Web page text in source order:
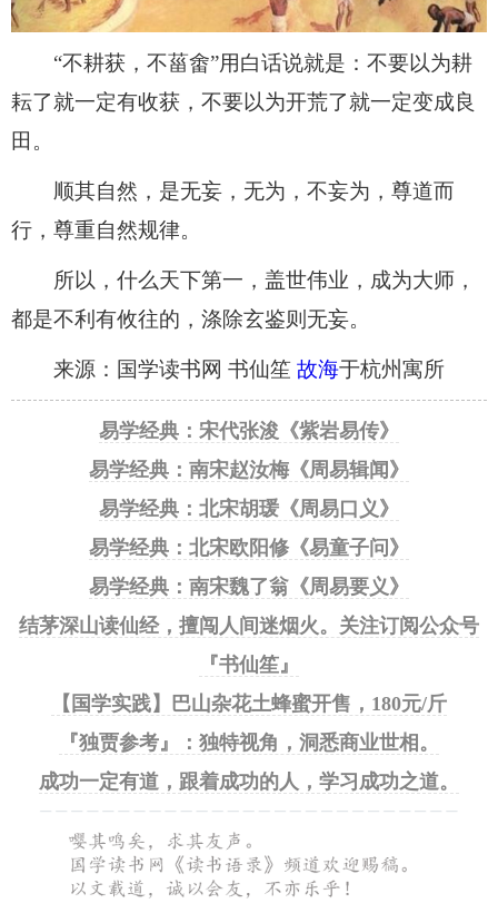
​“不耕获，不菑畬”用白话说就是：不要以为耕
耘了就一定有收获，不要以为开荒了就一定变成良
田。
​顺其自然，是无妄，无为，不妄为，尊道而
行，尊重自然规律。
​所以，什么天下第一，盖世伟业，成为大师，
都是不利有攸往的，涤除玄鉴则无妄。
来源：国学读书网 书仙笙 故海于杭州寓所
易学经典：宋代张浚《紫岩易传》
易学经典：南宋赵汝梅《周易辑闻》
易学经典：北宋胡瑗《周易口义》
易学经典：北宋欧阳修《易童子问》
易学经典：南宋魏了翁《周易要义》
结茅深山读仙经，擅闯人间迷烟火。关注订阅公众号
『书仙笙』
【国学实践】巴山杂花土蜂蜜开售，180元/斤
『独贾参考』：独特视角，洞悉商业世相。
成功一定有道，跟着成功的人，学习成功之道。